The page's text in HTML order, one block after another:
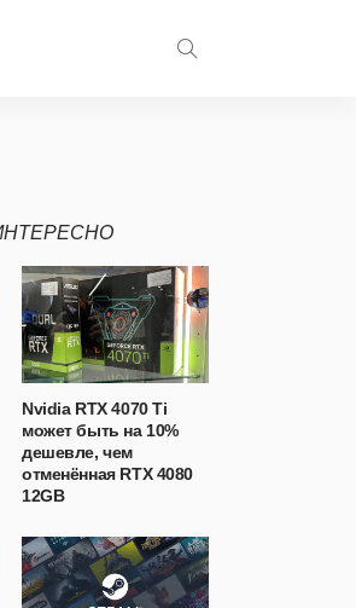
Nvidia RTX 4070 Ti
может быть на 10%
дешевле, чем
отменённая RTX 4080
12GB